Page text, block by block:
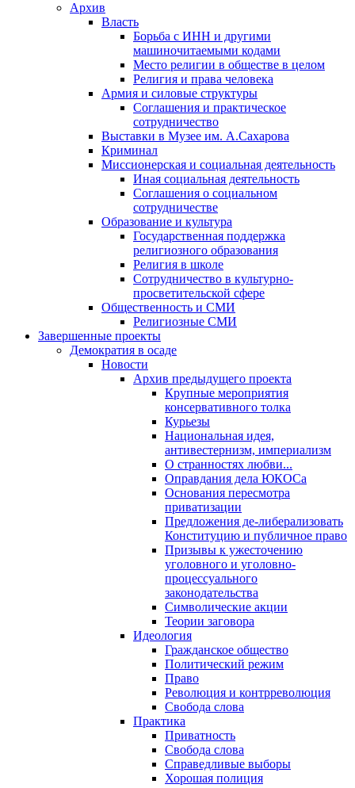
Архив
Власть
Борьба с ИНН и другими
машиночитаемыми кодами
Место религии в обществе в целом
Религия и права человека
Армия и силовые структуры
Соглашения и практическое
сотрудничество
Выставки в Музее им. А.Сахарова
Криминал
Миссионерская и социальная деятельность
Иная социальная деятельность
Соглашения о социальном
сотрудничестве
Образование и культура
Государственная поддержка
религиозного образования
Религия в школе
Сотрудничество в культурно-
просветительской сфере
Общественность и СМИ
Религиозные СМИ
Завершенные проекты
Демократия в осаде
Новости
Архив предыдущего проекта
Крупные мероприятия
консервативного толка
Курьезы
Национальная идея,
антивестернизм, империализм
О странностях любви...
Оправдания дела ЮКОСа
Основания пересмотра
приватизации
Предложения де-либерализовать
Конституцию и публичное право
Призывы к ужесточению
уголовного и уголовно-
процессуального
законодательства
Символические акции
Теории заговора
Идеология
Гражданское общество
Политический режим
Право
Революция и контрреволюция
Свобода слова
Практика
Приватность
Свобода слова
Справедливые выборы
Хорошая полиция